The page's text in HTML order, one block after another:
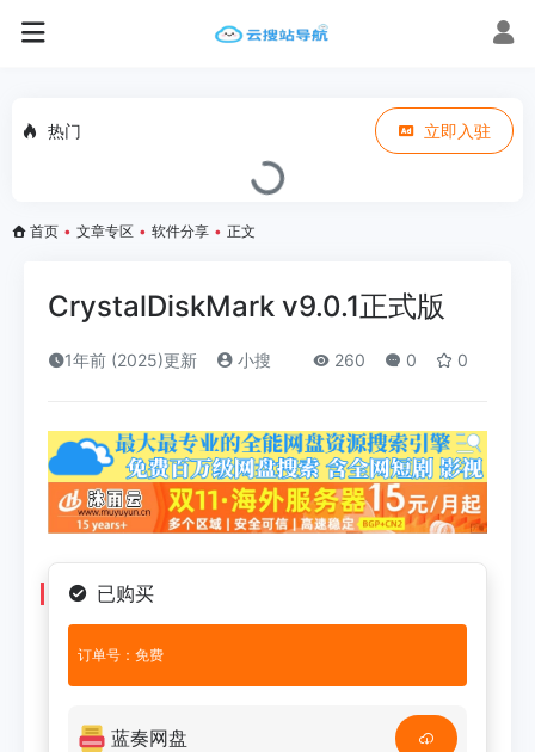
热门 立即入驻
首页 • 文章专区 • 软件分享 • 正文
CrystalDiskMark v9.0.1正式版
1年前 (2025)更新 小搜 260 0 0
已购买
订单号：免费
蓝奏网盘